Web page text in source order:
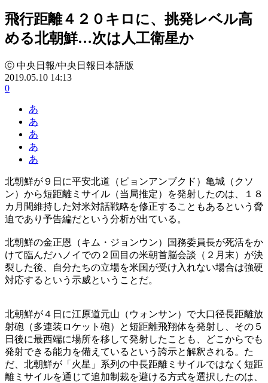
飛行距離４２０キロに、挑発レベル高
める北朝鮮…次は人工衛星か
ⓒ 中央日報/中央日報日本語版
2019.05.10 14:13
0
あ
あ
あ
あ
あ
北朝鮮が９日に平安北道（ピョンアンブクド）亀城（クソ
ン）から短距離ミサイル（当局推定）を発射したのは、１８
カ月間維持した対米対話戦略を修正することもあるという脅
迫であり予告編だという分析が出ている。
北朝鮮の金正恩（キム・ジョンウン）国務委員長が死活をか
けて臨んだハノイでの２回目の米朝首脳会談（２月末）が決
裂した後、自分たちの立場を米国が受け入れない場合は強硬
対応するという示威ということだ。
北朝鮮が４日に江原道元山（ウォンサン）で大口径長距離放
射砲（多連装ロケット砲）と短距離飛翔体を発射し、その５
日後に最西端に場所を移して発射したことも、どこからでも
発射できる能力を備えているという誇示と解釈される。た
だ、北朝鮮が「火星」系列の中長距離ミサイルではなく短距
離ミサイルを通じて追加制裁を避ける方式を選択したのは、